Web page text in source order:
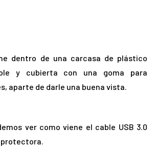
dentro de una carcasa de plástico
y cubierta con una goma para
aparte de darle una buena vista.
ver como viene el cable USB 3.0
protectora.